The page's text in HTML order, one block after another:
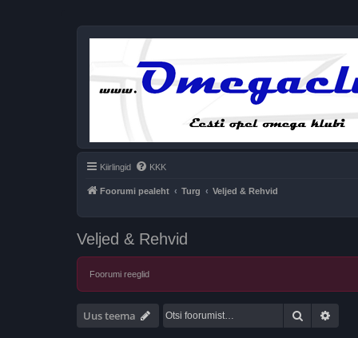
Kiirlingid KKK
Foorumi pealeht Turg Veljed & Rehvid
Veljed & Rehvid
Foorumi reeglid
Uus teema Otsi